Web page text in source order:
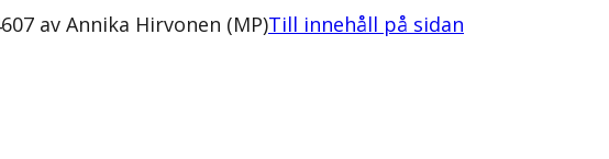
av Annika Hirvonen (MP)Till innehåll på sidan